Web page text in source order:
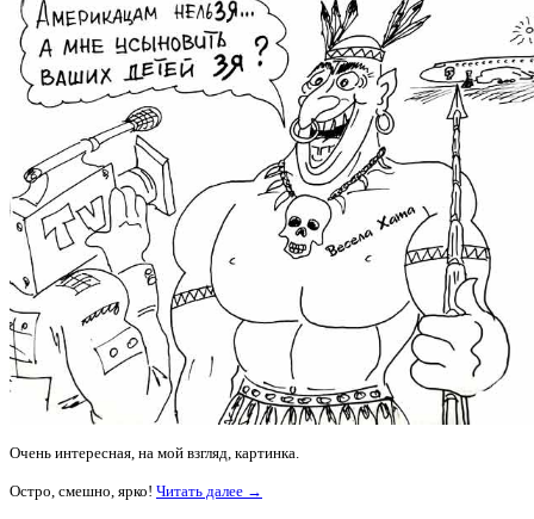
Очень интересная, на мой взгляд, картинка.
Остро, смешно, ярко! Читать далее →